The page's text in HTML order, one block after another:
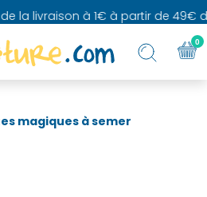
la livraison à 1€ à partir de 49€
magiques à semer
0